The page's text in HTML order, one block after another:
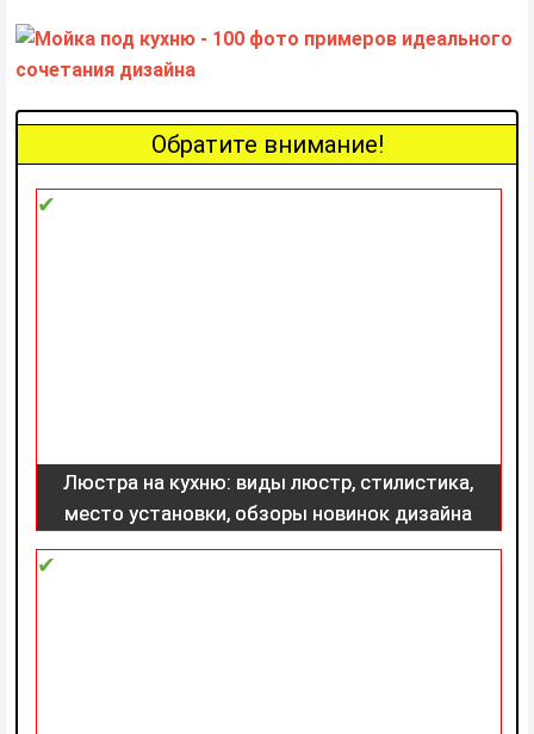
Обратите внимание!
Люстра на кухню: виды люстр, стилистика,
место установки, обзоры новинок дизайна
(фото + видео)